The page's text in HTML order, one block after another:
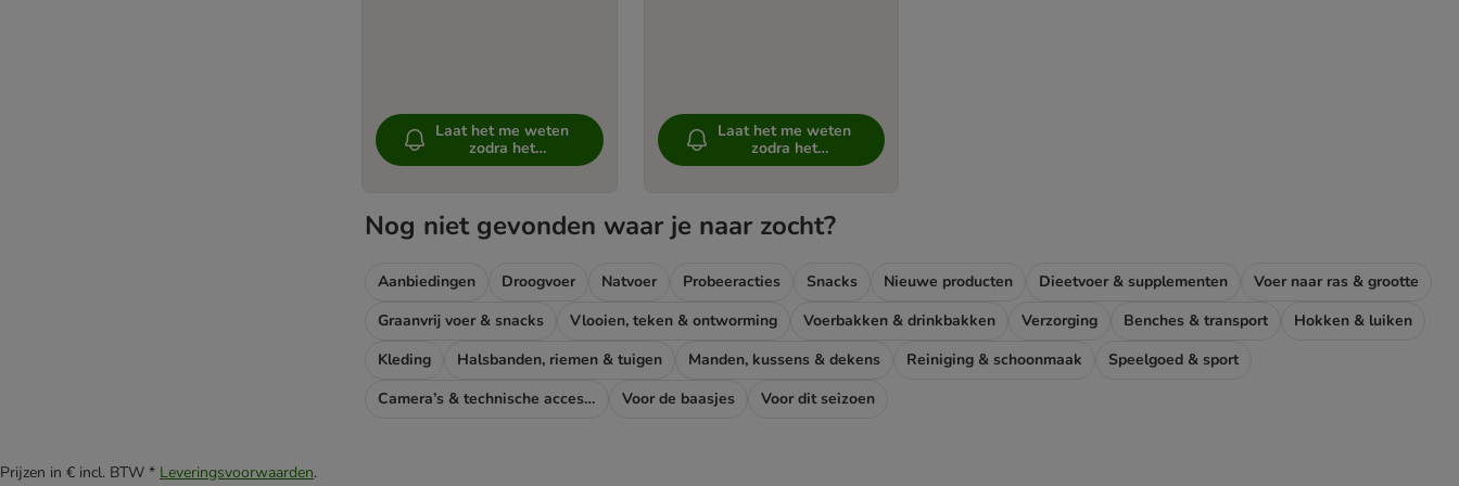
Laat het me weten
zodra het
beschikbaar is
Laat het me weten
zodra het
beschikbaar is
Nog niet gevonden waar je naar zocht?
Aanbiedingen Droogvoer Natvoer Probeeracties Snacks Nieuwe producten Dieetvoer & supplementen
Voer naar ras & grootte
Graanvrij voer & snacks
Vlooien, teken & ontworming Voerbakken & drinkbakken Verzorging Benches & transport
Hokken & luiken
Kleding
Halsbanden, riemen & tuigen Manden, kussens & dekens Reiniging & schoonmaak
Speelgoed & sport
Camera’s & technische accessoires
Voor de baasjes Voor dit seizoen
Prijzen in € incl. BTW * Leveringsvoorwaarden.